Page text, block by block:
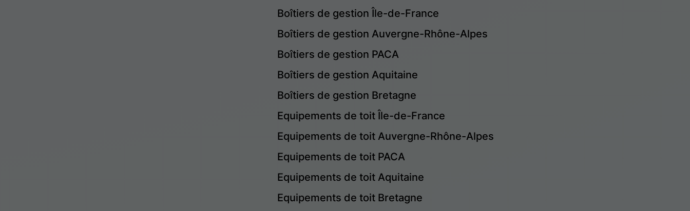
Boîtiers de gestion Île-de-France
Boîtiers de gestion Auvergne-Rhône-Alpes
Boîtiers de gestion PACA
Boîtiers de gestion Aquitaine
Boîtiers de gestion Bretagne
Equipements de toit Île-de-France
Equipements de toit Auvergne-Rhône-Alpes
Equipements de toit PACA
Equipements de toit Aquitaine
Equipements de toit Bretagne